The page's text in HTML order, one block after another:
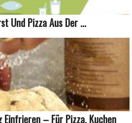
Und Pizza Aus Der ...
– Für Pizza, Kuchen